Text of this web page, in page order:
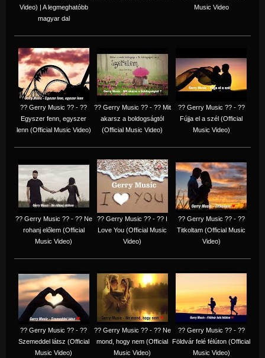
Video) | A legmeghatóbb
magyar dal
Music Video
?? Gerry Music ?? - ??
Egyszer fenn, egyszer
lenn (Official Music Video)
?? Gerry Music ?? - ?? Mit
akarsz a boldogságtól
(Official Music Video)
?? Gerry Music ?? - ??
Fújja el a szél (Official
Music Video)
?? Gerry Music ?? - ?? Ne
rohanj előlem (Official
Music Video)
?? Gerry Music ?? - ?? I
Love You (Official Music
Video)
?? Gerry Music ?? - ??
Titkoltam (Official Music
Video)
?? Gerry Music ?? - ??
Szemeddel látsz (Official
Music Video)
?? Gerry Music ?? - ?? Ne
mond, hogy nem (Official
Music Video)
?? Gerry Music ?? - ??
Földvár felé félúton (Official
Music Video)